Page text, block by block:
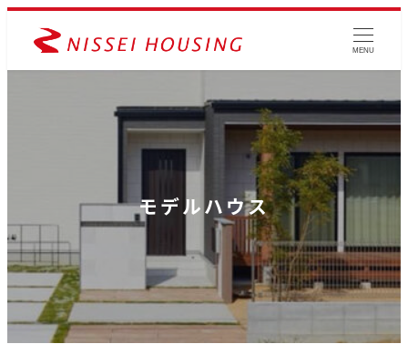
MENU
モデルハウス